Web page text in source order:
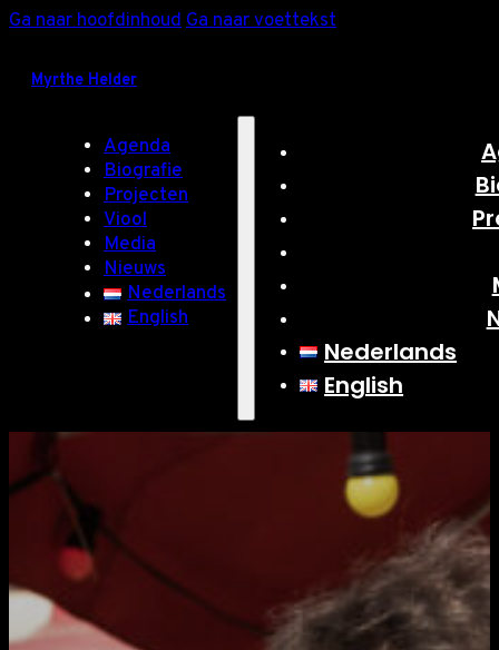
Ga naar hoofdinhoudGa naar voettekst
Myrthe Helder
Agenda
Biografie
Projecten
Viool
Media
Nieuws
Nederlands
English
Nederlands
English